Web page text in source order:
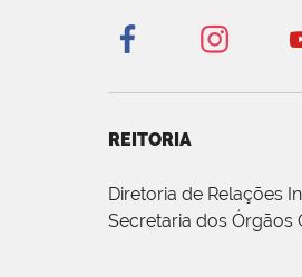
REITORIA
Diretoria de Relações
Secretaria dos Órgãos